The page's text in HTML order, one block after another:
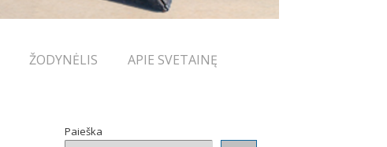
ŽODYNĖLIS APIE SVETAINĘ
Paieška